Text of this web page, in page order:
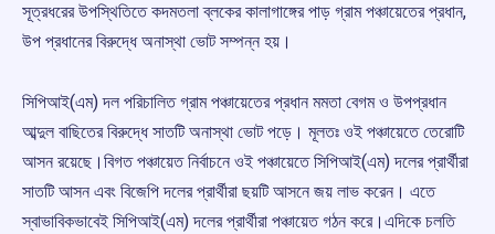
সূত্রধরের উপস্থিতিতে কদমতলা ব্লকের কালাগাঙ্গের পাড় গ্রাম পঞ্চায়েতের প্রধান,
উপ প্রধানের বিরুদ্ধে অনাস্থা ভোট সম্পন্ন হয়।
সিপিআই(এম) দল পরিচালিত গ্রাম পঞ্চায়েতের প্রধান মমতা বেগম ও উপপ্রধান
আব্দুল বাছিতের বিরুদ্ধে সাতটি অনাস্থা ভোট পড়ে। মূলতঃ ওই পঞ্চায়েতে তেরোটি
আসন রয়েছে।বিগত পঞ্চায়েত নির্বাচনে ওই পঞ্চায়েতে সিপিআই(এম) দলের প্রার্থীরা
সাতটি আসন এবং বিজেপি দলের প্রার্থীরা ছয়টি আসনে জয় লাভ করেন। এতে
স্বাভাবিকভাবেই সিপিআই(এম) দলের প্রার্থীরা পঞ্চায়েত গঠন করে।এদিকে চলতি